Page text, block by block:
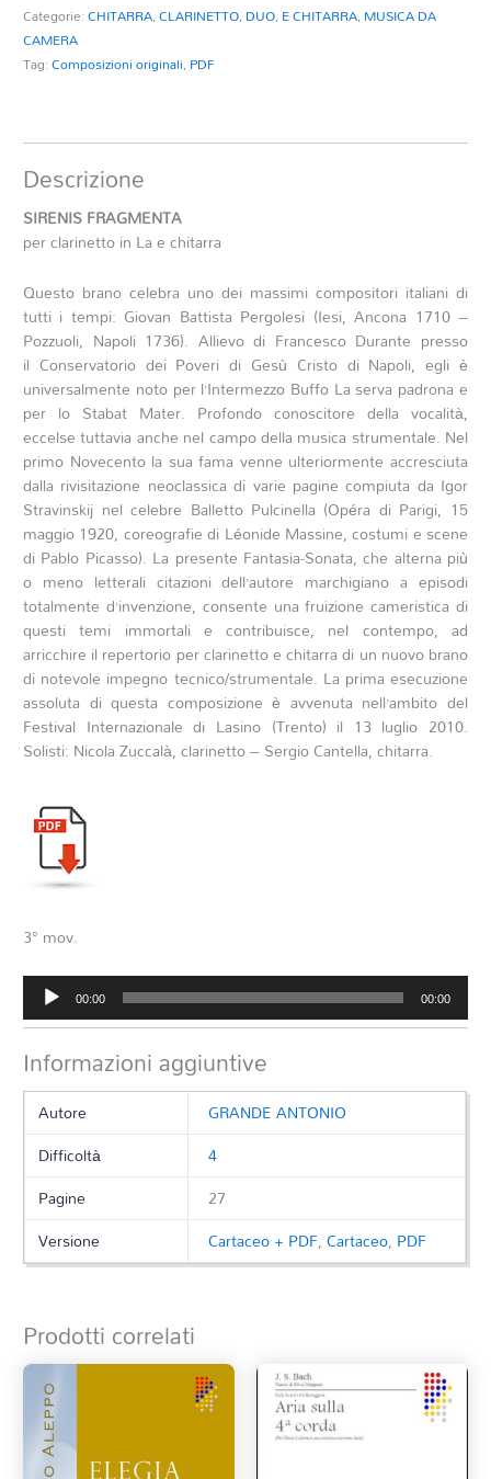
Categorie:CHITARRA,CLARINETTO, DUO, E CHITARRA, MUSICA DA
CAMERA
Tag:Composizioni originali, PDF
Descrizione
SIRENIS FRAGMENTA
per clarinetto in La e chitarra
Questo brano celebra uno dei massimi compositori italiani di
tutti i tempi: Giovan Battista Pergolesi (Iesi, Ancona 1710 –
Pozzuoli, Napoli 1736). Allievo di Francesco Durante presso
il Conservatorio dei Poveri di Gesù Cristo di Napoli, egli è
universalmente noto per l’Intermezzo Buffo La serva padrona e
per lo Stabat Mater. Profondo conoscitore della vocalità,
eccelse tuttavia anche nel campo della musica strumentale. Nel
primo Novecento la sua fama venne ulteriormente accresciuta
dalla rivisitazione neoclassica di varie pagine compiuta da Igor
Stravinskij nel celebre Balletto Pulcinella (Opéra di Parigi, 15
maggio 1920, coreografie di Léonide Massine, costumi e scene
di Pablo Picasso). La presente Fantasia-Sonata, che alterna più
o meno letterali citazioni dell’autore marchigiano a episodi
totalmente d’invenzione, consente una fruizione cameristica di
questi temi immortali e contribuisce, nel contempo, ad
arricchire il repertorio per clarinetto e chitarra di un nuovo brano
di notevole impegno tecnico/strumentale. La prima esecuzione
assoluta di questa composizione è avvenuta nell’ambito del
Festival Internazionale di Lasino (Trento) il 13 luglio 2010.
Solisti: Nicola Zuccalà, clarinetto – Sergio Cantella, chitarra.
3° mov.
Audio
Player
00:00 00:00
Informazioni aggiuntive
Autore
GRANDE ANTONIO
Difficoltà
4
Pagine
27
Versione
Cartaceo + PDF,Cartaceo, PDF
Prodotti correlati